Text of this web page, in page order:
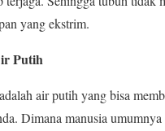
yang ekstrim.
Putih
air putih yang bisa
Dimana manusia